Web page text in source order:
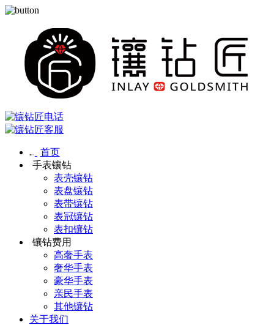
首页
手表镶钻
表壳镶钻
表盘镶钻
表带镶钻
表冠镶钻
表扣镶钻
镶钻费用
高奢手表
奢华手表
豪华手表
亲民手表
其他镶钻
关于我们